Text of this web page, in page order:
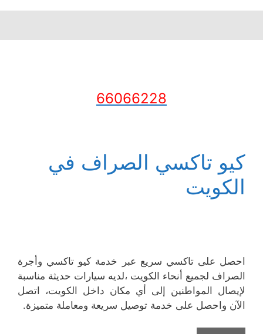
66066228
كيو تاكسي الصراف في
الكويت
احصل على تاكسي سريع عبر خدمة كيو تاكسي وأجرة
الصراف لجميع أنحاء الكويت ،لديه سيارات حديثة مناسبة
لإيصال المواطنين إلى أي مكان داخل الكويت، اتصل
الآن واحصل على خدمة توصيل سريعة ومعاملة متميزة.